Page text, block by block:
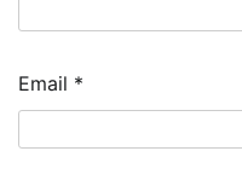
Email *